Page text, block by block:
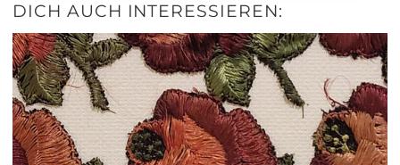
DICH AUCH INTERESSIEREN: